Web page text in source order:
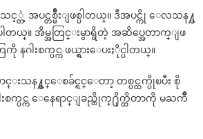
ားသင့္တဲ့ အပင္တစ္မ်ိဳးျဖစ္ပါတယ္။ ဒီအပင္ကို ေလသန႔္ပ
ယ္။ အိမ္အတြင္းမွာရွိတဲ့ အဆိပ္အေတာက္ျဖ
ဂါးစက္ပင္က ဖယ္ရွားေပးႏိုင္ပါတယ္။
႔္စင္ေစခ်င္ရင္ေတာ့ တစ္ပင္ထက္ပိုၿပီး စို
စက္ပင္က ေနေရာင္ျခည္တိုက္႐ိုက္ထိတာကို မႀကိဳ